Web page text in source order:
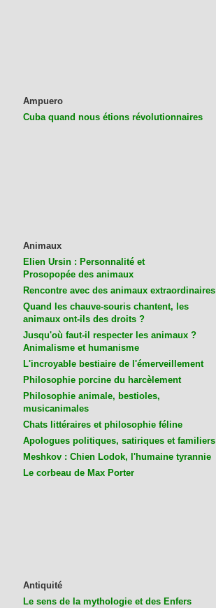
Ampuero
Cuba quand nous étions révolutionnaires
Animaux
Elien Ursin : Personnalité et
Prosopopée des animaux
Rencontre avec des animaux extraordinaires
Quand les chauve-souris chantent, les
animaux ont-ils des droits ?
Jusqu'où faut-il respecter les animaux ?
Animalisme et humanisme
L'incroyable bestiaire de l'émerveillement
Philosophie porcine du harcèlement
Philosophie animale, bestioles,
musicanimales
Chats littéraires et philosophie féline
Apologues politiques, satiriques et familiers
Meshkov : Chien Lodok, l'humaine tyrannie
Le corbeau de Max Porter
Antiquité
Le sens de la mythologie et des Enfers